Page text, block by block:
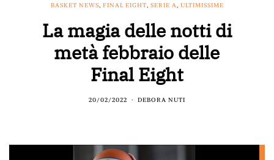
BASKET NEWS, FINAL EIGHT, SERIE A, ULTIMISSIME
La magia delle notti di
metà febbraio delle
Final Eight
20/02/2022 DEBORA NUTI